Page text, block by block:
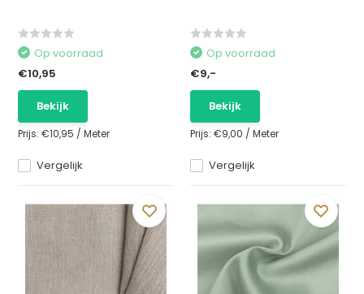
Vergelijk
Op voorraad
€10,95
Bekijk
Prijs:€10,95 /Meter
Vergelijk
Op voorraad
€9,-
Bekijk
Prijs: €9,00 / Meter